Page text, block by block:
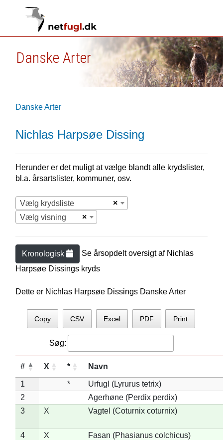
Danske Arter
Danske Arter
Nichlas Harpsøe Dissing
Herunder er det muligt at vælge blandt alle krydslister,
bl.a. årsartslister, kommuner, osv.
×
Vælg krydsliste
×
Vælg visning
Kronologisk Se årsopdelt oversigt af Nichlas
Harpsøe Dissings kryds
Dette er Nichlas Harpsøe Dissings Danske Arter
Copy CSV Excel PDF Print
Søg:
# X * Navn
1 *
Urfugl (Lyrurus tetrix)
2
Agerhøne (Perdix perdix)
3
X Vagtel (Coturnix coturnix)
4 X
Fasan (Phasianus colchicus)